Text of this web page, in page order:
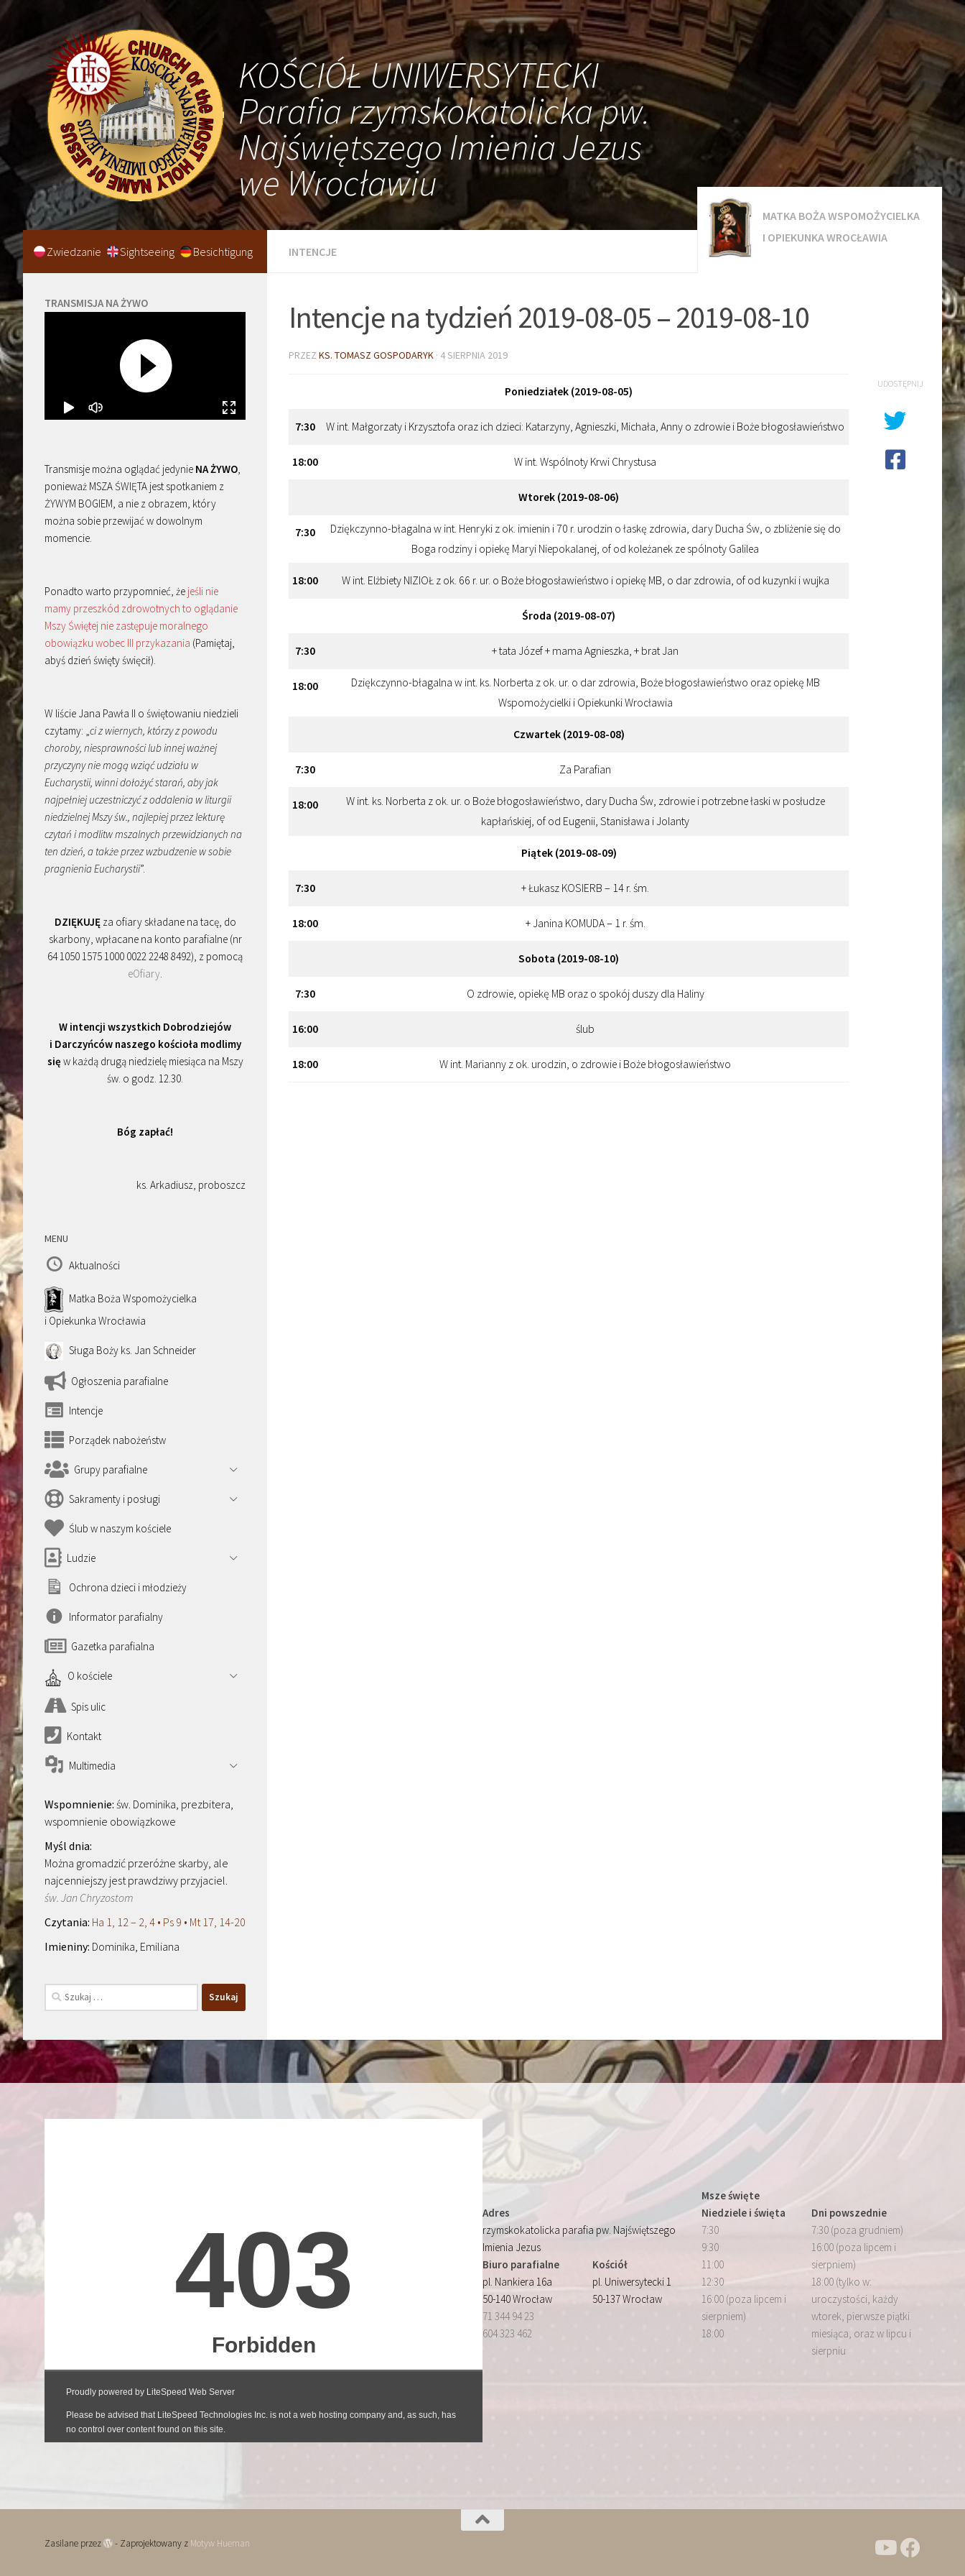
KOŚCIÓŁ UNIWERSYTECKI
Parafia rzymskokatolicka pw.
Najświętszego Imienia Jezus
we Wrocławiu
INTENCJE
MATKA BOŻA WSPOMOŻYCIELKA
I OPIEKUNKA WROCŁAWIA
Intencje na tydzień 2019-08-05 – 2019-08-10
PRZEZ KS. TOMASZ GOSPODARYK · 4 SIERPNIA 2019
Poniedziałek (2019-08-05)
7:30 W int. Małgorzaty i Krzysztofa oraz ich dzieci: Katarzyny, Agnieszki, Michała, Anny o zdrowie i Boże błogosławieństwo
18:00 W int. Wspólnoty Krwi Chrystusa
Wtorek (2019-08-06)
7:30
Dziękczynno-błagalna w int. Henryki z ok. imienin i 70 r. urodzin o łaskę zdrowia, dary Ducha Św, o zbliżenie się do
Boga rodziny i opiekę Maryi Niepokalanej, of od koleżanek ze spólnoty Galilea
18:00 W int. Elżbiety NIZIOŁ z ok. 66 r. ur. o Boże błogosławieństwo i opiekę MB, o dar zdrowia, of od kuzynki i wujka
Środa (2019-08-07)
7:30 + tata Józef + mama Agnieszka, + brat Jan
18:00
Dziękczynno-błagalna w int. ks. Norberta z ok. ur. o dar zdrowia, Boże błogosławieństwo oraz opiekę MB
Wspomożycielki i Opiekunki Wrocławia
Czwartek (2019-08-08)
7:30 Za Parafian
18:00
W int. ks. Norberta z ok. ur. o Boże błogosławieństwo, dary Ducha Św, zdrowie i potrzebne łaski w posłudze
kapłańskiej, of od Eugenii, Stanisława i Jolanty
Piątek (2019-08-09)
7:30 + Łukasz KOSIERB – 14 r. śm.
18:00 + Janina KOMUDA – 1 r. śm.
Sobota (2019-08-10)
7:30 O zdrowie, opiekę MB oraz o spokój duszy dla Haliny
16:00 ślub
18:00 W int. Marianny z ok. urodzin, o zdrowie i Boże błogosławieństwo
UDOSTĘPNIJ
Zwiedzanie Sightseeing Besichtigung
TRANSMISJA NA ŻYWO
Transmisje można oglądać jedynie NA ŻYWO,
ponieważ MSZA ŚWIĘTA jest spotkaniem z
ŻYWYM BOGIEM, a nie z obrazem, który
można sobie przewijać w dowolnym
momencie.
Ponadto warto przypomnieć, że jeśli nie
mamy przeszkód zdrowotnych to oglądanie
Mszy Świętej nie zastępuje moralnego
obowiązku wobec III przykazania (Pamiętaj,
abyś dzień święty święcił).
W liście Jana Pawła II o świętowaniu niedzieli
czytamy: „ci z wiernych, którzy z powodu
choroby, niesprawności lub innej ważnej
przyczyny nie mogą wziąć udziału w
Eucharystii, winni dołożyć starań, aby jak
najpełniej uczestniczyć z oddalenia w liturgii
niedzielnej Mszy św., najlepiej przez lekturę
czytań i modlitw mszalnych przewidzianych na
ten dzień, a także przez wzbudzenie w sobie
pragnienia Eucharystii”.
DZIĘKUJĘza ofiary składane na tacę, do
skarbony, wpłacane na konto parafialne (nr
64 1050 1575 1000 0022 2248 8492), z pomocą
eOfiary.
W intencji wszystkich Dobrodziejów
i Darczyńców naszego kościoła modlimy
się w każdą drugą niedzielę miesiąca na Mszy
św. o godz. 12.30.
Bóg zapłać!
ks. Arkadiusz, proboszcz
MENU
Aktualności
Matka Boża Wspomożycielka
i Opiekunka Wrocławia
Sługa Boży ks. Jan Schneider
Ogłoszenia parafialne
Intencje
Porządek nabożeństw
Grupy parafialne
Sakramenty i posługi
Ślub w naszym kościele
Ludzie
Ochrona dzieci i młodzieży
Informator parafialny
Gazetka parafialna
O kościele
Spis ulic
Kontakt
Multimedia
św. Dominika, prezbitera,
wspomnienie obowiązkowe
Można gromadzić przeróżne skarby, ale
najcenniejszy jest prawdziwy przyjaciel.
św. Jan Chryzostom
Ha 1, 12 – 2, 4 • Ps 9 • Mt 17, 14-20
Dominika, Emiliana
Szukaj:
Adres
rzymskokatolicka parafia pw. Najświętszego
Imienia Jezus
Biuro parafialne
pl. Nankiera 16a
50-140 Wrocław
71 344 94 23
604 323 462
Kościół
pl. Uniwersytecki 1
50-137 Wrocław
Msze święte
Niedziele i święta
7:30
9:30
11:00
12:30
16:00 (poza lipcem i
sierpniem)
18:00
Dni powszednie
7:30 (poza grudniem)
16:00 (poza lipcem i
sierpniem)
18:00 (tylko w:
uroczystości, każdy
wtorek, pierwsze piątki
miesiąca, oraz w lipcu i
sierpniu
Zasilane przez - Zaprojektowany z Motyw Hueman